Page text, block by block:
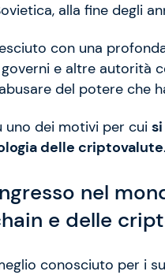
alla fine degli
con una
e altre autorità
del potere che
uno dei motivi per cui
delle criptovalute.
nel
e delle
conosciuto per i